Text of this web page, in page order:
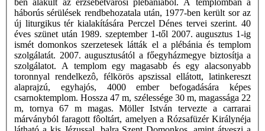
ben alakult az erzsébetvárosi plébániából. A templomban a
háborús sérülések rendbehozatala után, 1977-ben került sor az
új liturgikus tér kialakítására Perczel Dénes tervei szerint. 40
éves szünet után 1989. szeptember 1-től 2007. augusztus 1-ig
ismét domonkos szerzetesek látták el a plébánia és templom
szolgálatát. 2007. augusztusától a főegyházmegye biztosítja a
szolgálatot. A templom egy magasabb és egy alacsonyabb
toronnyal rendelkezô, félkörös apszissal ellátott, latinkereszt
alaprajzú, egyhajós, 4000 ember befogadására képes
csarnoktemplom. Hossza 47 m, szélessége 30 m, magassága 22
m, tornya 67 m magas. Möller István tervezte a carrarai
márványból faragott fôoltárt, amelyen a Rózsafüzér Királynéja